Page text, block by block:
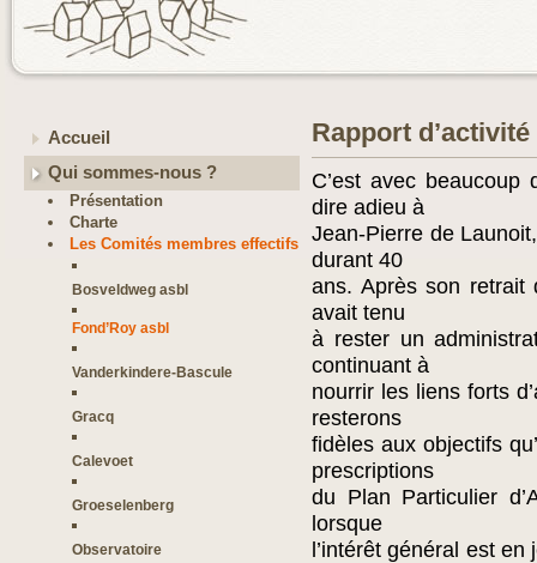
Accueil
Qui sommes-nous ?
Présentation
Charte
Les Comités membres effectifs
Bosveldweg asbl
Fond’Roy asbl
Vanderkindere-Bascule
Gracq
Calevoet
Groeselenberg
Observatoire
Rapport d’activité
C’est avec beaucoup
dire adieu à
Jean-Pierre de
durant 40
ans. Après son retrait
avait tenu
à rester un
continuant à
nourrir les liens forts
resterons
fidèles aux objectifs
prescriptions
du Plan Particulier
lorsque
l’intérêt général est